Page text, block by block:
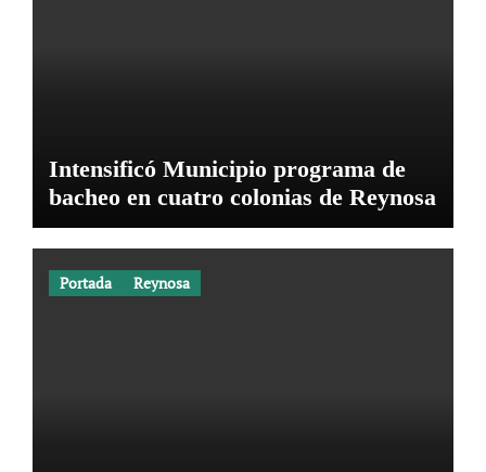
Intensificó Municipio programa de
bacheo en cuatro colonias de Reynosa
Portada Reynosa